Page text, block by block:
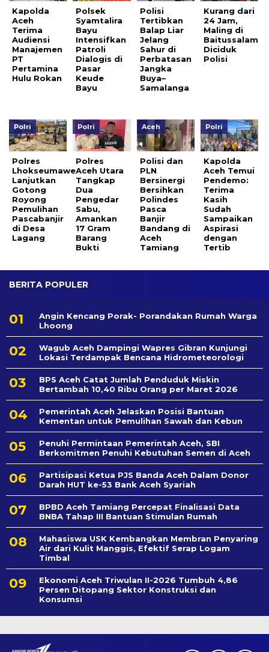
Kapolda
Aceh
Terima
Audiensi
Manajemen
PT
Pertamina
Hulu Rokan
Polsek
Syamtalira
Bayu
Intensifkan
Patroli
Dialogis di
Pasar
Keude
Bayu
Polisi
Tertibkan
Balap Liar
Jelang
Sahur di
Perbatasan
Jangka
Buya–
Samalanga
Kurang dari
24 Jam,
Maling di
Baitussalam
Diciduk
Polisi
Polri
Polres
Lhokseumawe
Lanjutkan
Gotong
Royong
Pemulihan
Pascabanjir
di Desa
Lagang
Polri
Polres
Aceh Utara
Tangkap
Dua
Pengedar
Sabu,
Amankan
17 Gram
Barang
Bukti
Aceh
Polisi dan
PLN
Bersinergi
Bersihkan
Polindes
Pasca
Banjir
Bandang di
Aceh
Tamiang
Polri
Kapolda
Aceh Temui
Pendemo:
Terima
Kasih
Sudah
Sampaikan
Aspirasi
dengan
Tertib
BERITA POPULER
Angin Kencang Porak- Porandakan Rumah Warga
Lhoong
Wagub Aceh Dampingi Wapres Gibran Kunjungi
Lokasi Terdampak Bencana Hidrometeorologi
BPS Aceh Catat Jumlah Penduduk Miskin
Bertambah 10,40 Ribu Orang per Maret 2026
Pemerintah Aceh Jelaskan Posisi Bantuan
Kementan untuk Pemulihan Sawah dan Kebun
Penuhi Permintaan Pemerintah Aceh, SBI
Berkomitmen Penuhi Kebutuhan Semen di Aceh
Partisipasi Ketua PJS Banda Aceh Dalam Donor
Darah HUT ke-53 Bank Aceh Syariah
BPBD Aceh Tamiang Percepat Finalisasi Data
BNBA Tahap III Bantuan Stimulan Rumah
Mahasiswa USK Kembangkan Membran Penyaring
Air dari Kulit Manggis, Efektif Serap Logam
Timbal
Ekonomi Aceh Triwulan II-2026 Tumbuh 4,86
Persen Ditopang Sektor Konstruksi dan
Konsumsi